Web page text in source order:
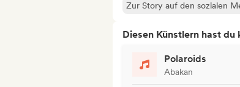
Zur Story auf den sozialen
Diesen Künstlern hast
Polaroids
Abakan